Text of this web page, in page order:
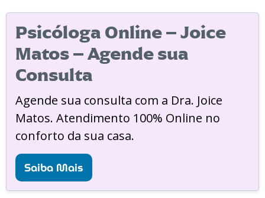
Psicóloga Online – Joice
Matos – Agende sua
Consulta
Agende sua consulta com a Dra. Joice
Matos. Atendimento 100% Online no
conforto da sua casa.
Saiba Mais